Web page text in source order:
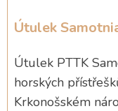
Útulek
Útulek PTTK
horských
Krkonošském